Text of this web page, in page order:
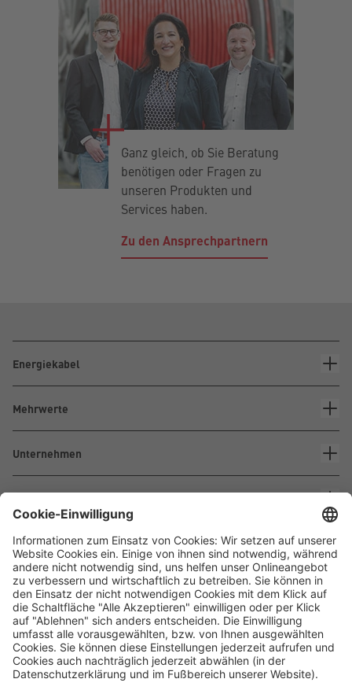
Ganz gleich, ob Sie Beratung
benötigen oder Fragen zu
unseren Produkten und
Services haben.
Zu den Ansprechpartnern
Energiekabel
Mehrwerte
Unternehmen
Waskönig+Walter
Kabel-Werk GmbH u. Co. KG
Ostermoorstraße 77
26683 Saterland